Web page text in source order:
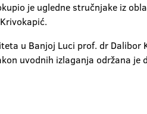
je ugledne stručnjake iz
u Banjoj Luci prof. dr Dalibor
uvodnih izlaganja održana